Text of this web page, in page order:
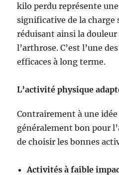
kilo perdu représente
significative de la charge
réduisant ainsi la
l’arthrose. C’est l’une
efficaces à long terme.
L’activité physique
Contrairement à une
généralement bon pour
de choisir les bonnes
Activités à faible